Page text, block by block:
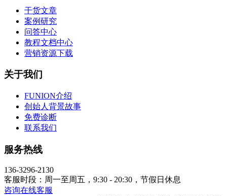
干货文章
案例研究
问答中心
教程文档中心
营销资源下载
关于我们
FUNION介绍
创始人背景故事
免费诊断
联系我们
服务热线
136-3296-2130
客服时段：周一至周五，9:30 - 20:30，节假日休息
咨询在线客服